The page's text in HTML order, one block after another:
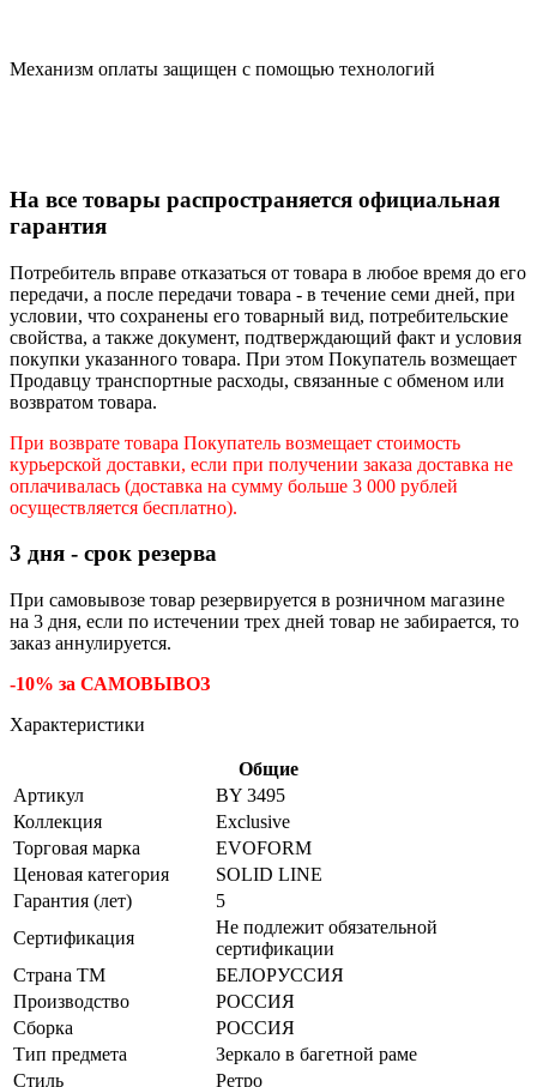
Механизм оплаты защищен с помощью технологий
На все товары распространяется официальная
гарантия
Потребитель вправе отказаться от товара в любое время до его
передачи, а после передачи товара - в течение семи дней, при
условии, что сохранены его товарный вид, потребительские
свойства, а также документ, подтверждающий факт и условия
покупки указанного товара. При этом Покупатель возмещает
Продавцу транспортные расходы, связанные с обменом или
возвратом товара.
При возврате товара Покупатель возмещает стоимость
курьерской доставки, если при получении заказа доставка не
оплачивалась (доставка на сумму больше 3 000 рублей
осуществляется бесплатно).
3 дня - срок резерва
При самовывозе товар резервируется в розничном магазине
на 3 дня, если по истечении трех дней товар не забирается, то
заказ аннулируется.
-10% за САМОВЫВОЗ
Характеристики
Общие
Артикул
BY 3495
Коллекция
Exclusive
Торговая марка
EVOFORM
Ценовая категория
SOLID LINE
Гарантия (лет)
5
Сертификация
Не подлежит обязательной
сертификации
Страна ТМ
БЕЛОРУССИЯ
Производство
РОССИЯ
Сборка
РОССИЯ
Тип предмета
Зеркало в багетной раме
Стиль
Ретро